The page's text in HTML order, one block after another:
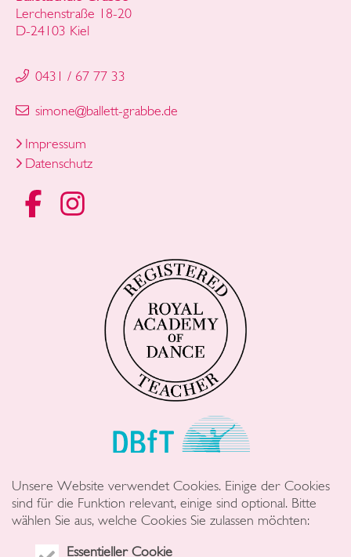
Lerchenstraße 18-20
D-24103 Kiel
0431 / 67 77 33
simone@ballett-grabbe.de
Impressum
Datenschutz
Unsere Website verwendet Cookies. Einige der Cookies
sind für die Funktion relevant, einige sind optional. Bitte
wählen Sie aus, welche Cookies Sie zulassen möchten:
Essentieller Cookie